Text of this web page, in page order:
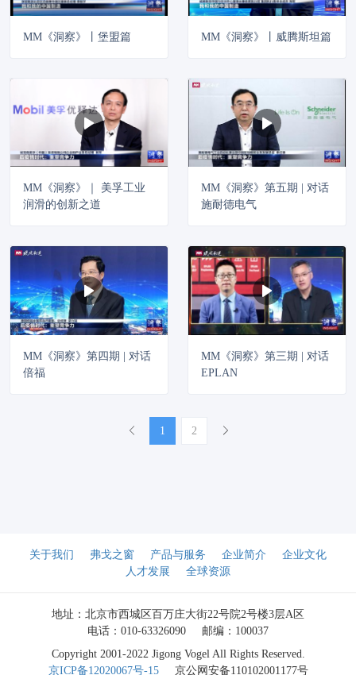
MM《洞察》丨堡盟篇 MM《洞察》丨威腾斯坦篇
MM《洞察》｜ 美孚工业
润滑的创新之道
MM《洞察》第五期 | 对话
施耐德电气
MM《洞察》第四期 | 对话
倍福
MM《洞察》第三期 | 对话
EPLAN
« 1 2 »
关于我们 弗戈之窗 产品与服务 企业简介
企业文化
人才发展
全球资源
地址：北京市西城区百万庄大街22号院2号楼3层A区
电话：010-63326090
邮编：100037
Copyright 2001-2022 Jigong Vogel All Rights Reserved.
京ICP备12020067号-15
京公网安备110102001177号